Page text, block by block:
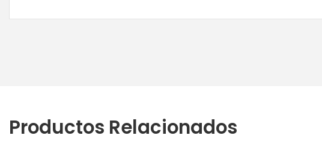
Productos Relacionados